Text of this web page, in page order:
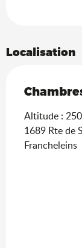
Localisation
Altitude :
1689 Rte de
Francheleins